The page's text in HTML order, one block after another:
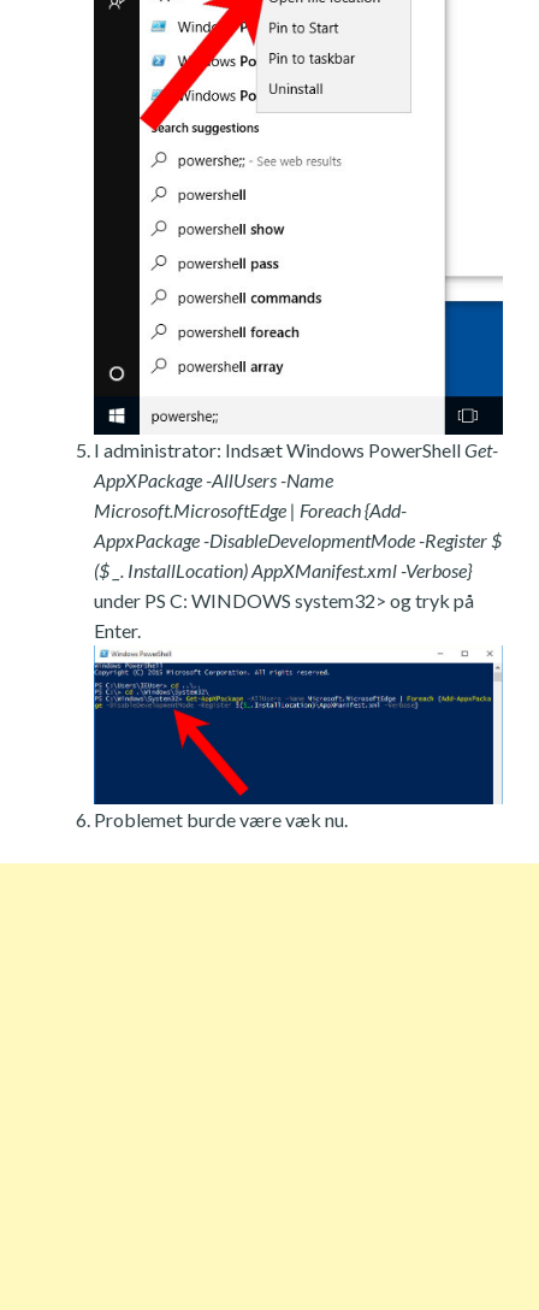
I administrator: Indsæt Windows PowerShellGet-
AppXPackage -AllUsers -Name
Microsoft.MicrosoftEdge | Foreach {Add-
AppxPackage -DisableDevelopmentMode -Register $
($ _. InstallLocation) AppXManifest.xml -Verbose}
under PS C: WINDOWS system32> og tryk på
Enter.
Problemet burde være væk nu.